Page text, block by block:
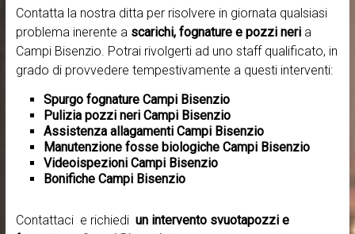
Contatta la nostra ditta per risolvere in giornata qualsiasi
problema inerente a scarichi, fognature e pozzi neria
Campi Bisenzio. Potrai rivolgerti ad uno staff qualificato, in
grado di provvedere tempestivamente a questi interventi:
Spurgo fognature Campi Bisenzio
Pulizia pozzi neri Campi Bisenzio
Assistenza allagamenti Campi Bisenzio
Manutenzione fosse biologiche Campi Bisenzio
Videoispezioni Campi Bisenzio
Bonifiche Campi Bisenzio
Contattaci e richiedi un intervento svuotapozzi e